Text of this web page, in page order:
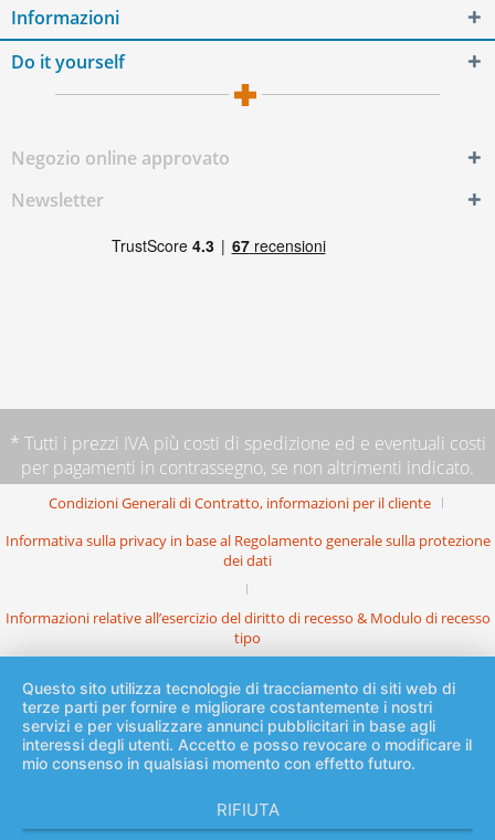
Informazioni
Do it yourself
Negozio online approvato
Newsletter
* Tutti i prezzi IVA più costi di spedizione ed e eventuali costi
per pagamenti in contrassegno, se non altrimenti indicato.
Condizioni Generali di Contratto, informazioni per il cliente
Informativa sulla privacy in base al Regolamento generale sulla protezione
dei dati
Informazioni relative all’esercizio del diritto di recesso & Modulo di recesso
tipo
Questo sito utilizza tecnologie di tracciamento di siti web di
terze parti per fornire e migliorare costantemente i nostri
servizi e per visualizzare annunci pubblicitari in base agli
interessi degli utenti. Accetto e posso revocare o modificare il
mio consenso in qualsiasi momento con effetto futuro.
RIFIUTA